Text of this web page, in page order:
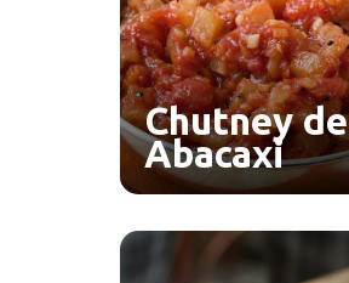
Chutney de
Abacaxi